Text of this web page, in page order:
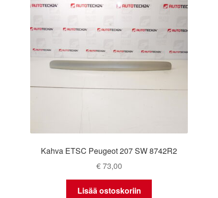
Kahva ETSC Peugeot 207 SW 8742R2
€73,00
Lisää ostoskoriin